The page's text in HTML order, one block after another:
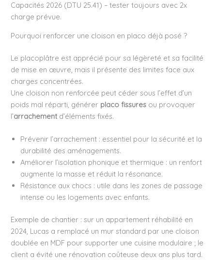
Capacités 2026 (DTU 25.41) – tester toujours avec 2x
charge prévue.
Pourquoi renforcer une cloison en placo déjà posé ?
Le placoplâtre est apprécié pour sa légèreté et sa facilité
de mise en œuvre, mais il présente des limites face aux
charges concentrées.
Une cloison non renforcée peut céder sous l’effet d’un
poids mal réparti, générer placo fissures ou provoquer
l’arrachement d’éléments fixés.
Prévenir l’arrachement : essentiel pour la sécurité et la
durabilité des aménagements.
Améliorer l’isolation phonique et thermique : un renfort
augmente la masse et réduit la résonance.
Résistance aux chocs : utile dans les zones de passage
intense ou les logements avec enfants.
Exemple de chantier : sur un appartement réhabilité en
2024, Lucas a remplacé un mur standard par une cloison
doublée en MDF pour supporter une cuisine modulaire ; le
client a évité une rénovation coûteuse deux ans plus tard.